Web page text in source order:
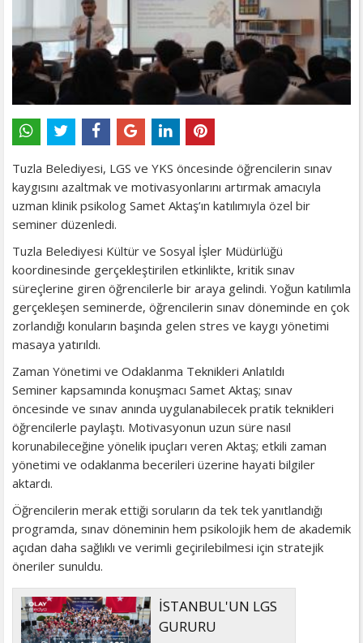
Tuzla Belediyesi, LGS ve YKS öncesinde öğrencilerin sınav
kaygısını azaltmak ve motivasyonlarını artırmak amacıyla
uzman klinik psikolog Samet Aktaş’ın katılımıyla özel bir
seminer düzenledi.
Tuzla Belediyesi Kültür ve Sosyal İşler Müdürlüğü
koordinesinde gerçekleştirilen etkinlikte, kritik sınav
süreçlerine giren öğrencilerle bir araya gelindi. Yoğun katılımla
gerçekleşen seminerde, öğrencilerin sınav döneminde en çok
zorlandığı konuların başında gelen stres ve kaygı yönetimi
masaya yatırıldı.
Zaman Yönetimi ve Odaklanma Teknikleri Anlatıldı
Seminer kapsamında konuşmacı Samet Aktaş; sınav
öncesinde ve sınav anında uygulanabilecek pratik teknikleri
öğrencilerle paylaştı. Motivasyonun uzun süre nasıl
korunabileceğine yönelik ipuçları veren Aktaş; etkili zaman
yönetimi ve odaklanma becerileri üzerine hayati bilgiler
aktardı.
Öğrencilerin merak ettiği soruların da tek tek yanıtlandığı
programda, sınav döneminin hem psikolojik hem de akademik
açıdan daha sağlıklı ve verimli geçirilebilmesi için stratejik
öneriler sunuldu.
İSTANBUL'UN LGS
GURURU